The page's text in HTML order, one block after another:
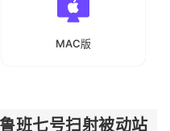
MAC版
班七号扫射被动站